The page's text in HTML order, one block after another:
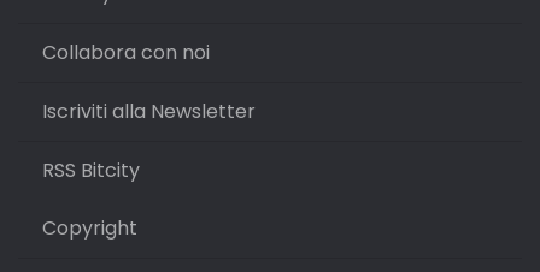
Collabora con noi
Iscriviti alla Newsletter
RSS Bitcity
Copyright